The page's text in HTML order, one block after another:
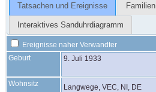
Tatsachen und Ereignisse Familien
Interaktives Sanduhrdiagramm
Ereignisse naher Verwandter
Geburt
9. Juli 1933
Wohnsitz Langwege, VEC, NI, DE